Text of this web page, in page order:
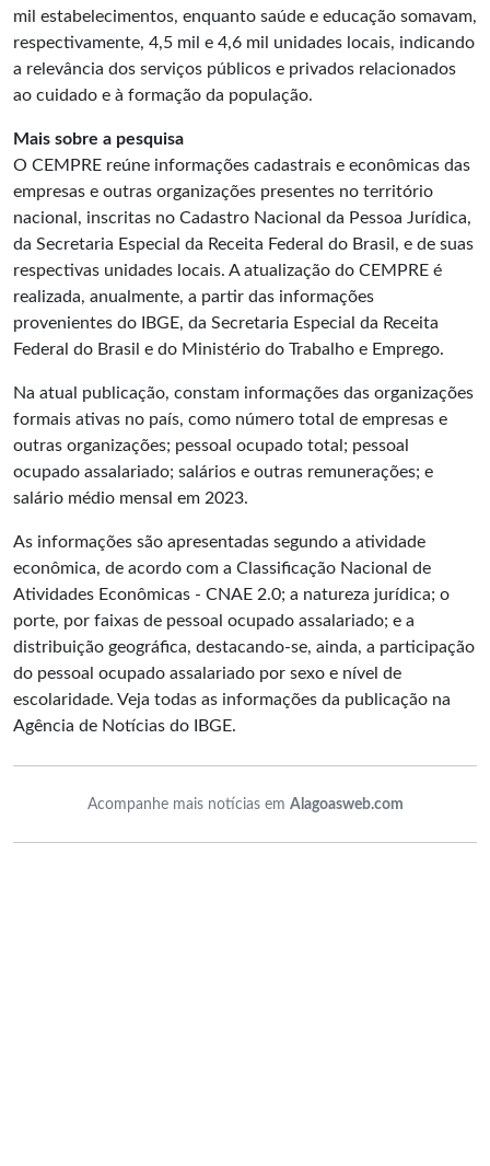
mil estabelecimentos, enquanto saúde e educação somavam,
respectivamente, 4,5 mil e 4,6 mil unidades locais, indicando
a relevância dos serviços públicos e privados relacionados
ao cuidado e à formação da população.
Mais sobre a pesquisa
O CEMPRE reúne informações cadastrais e econômicas das
empresas e outras organizações presentes no território
nacional, inscritas no Cadastro Nacional da Pessoa Jurídica,
da Secretaria Especial da Receita Federal do Brasil, e de suas
respectivas unidades locais. A atualização do CEMPRE é
realizada, anualmente, a partir das informações
provenientes do IBGE, da Secretaria Especial da Receita
Federal do Brasil e do Ministério do Trabalho e Emprego.
Na atual publicação, constam informações das organizações
formais ativas no país, como número total de empresas e
outras organizações; pessoal ocupado total; pessoal
ocupado assalariado; salários e outras remunerações; e
salário médio mensal em 2023.
As informações são apresentadas segundo a atividade
econômica, de acordo com a Classificação Nacional de
Atividades Econômicas - CNAE 2.0; a natureza jurídica; o
porte, por faixas de pessoal ocupado assalariado; e a
distribuição geográfica, destacando-se, ainda, a participação
do pessoal ocupado assalariado por sexo e nível de
escolaridade. Veja todas as informações da publicação na
Agência de Notícias do IBGE.
Acompanhe mais notícias em Alagoasweb.com